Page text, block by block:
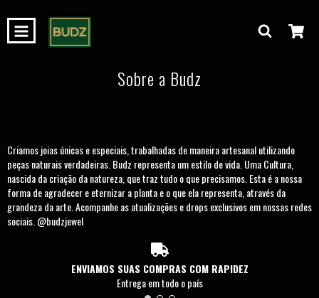
Sobre a Budz
Criamos joias únicas e especiais, trabalhadas de maneira artesanal utilizando
peças naturais verdadeiras. Budz representa um estilo de vida. Uma Cultura,
nascida da criação da natureza, que traz tudo o que precisamos. Esta é a nossa
forma de agradecer e eternizar a planta e o que ela representa, através da
grandeza da arte. Acompanhe as atualizações e drops exclusivos em nossas redes
sociais. @budzjewel
ENVIAMOS SUAS COMPRAS COM RAPIDEZ
Entrega em todo o país